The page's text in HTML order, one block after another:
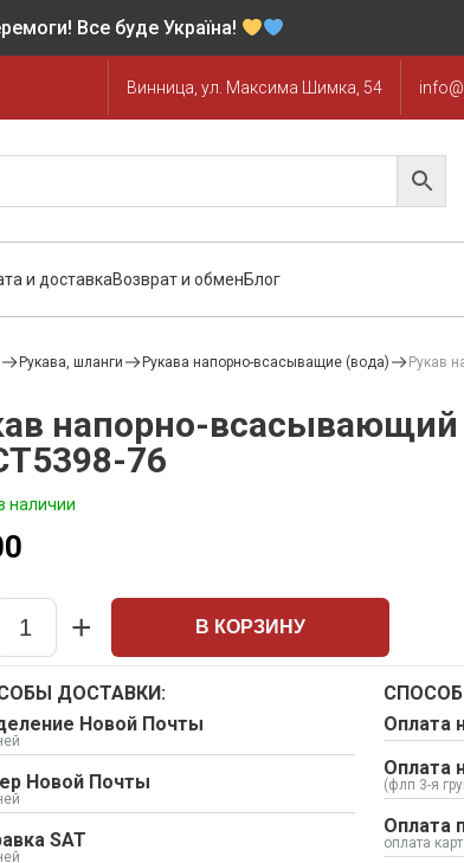
Все буде Україна!
Винница, ул. Максима Шимка, 54
и доставкаВозврат и обменБлог
Рукава, шланги Рукава напорно-всасыващие (вода) Рукав
напорно-
76
наличии
Quantity
+ В КОРЗИНУ
ДОСТАВКИ:
Новой Почты
Новой Почты
SAT
Оплата
Оплата
(флп 3-я
Оплата
оплата